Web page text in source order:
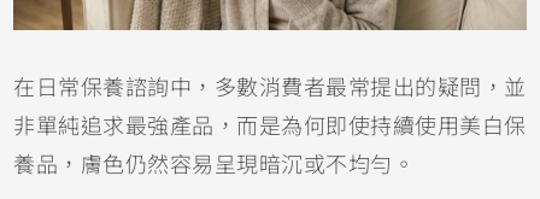
在日常保養諮詢中，多數消費者最常提出的疑問，並
非單純追求最強產品，而是為何即使持續使用美白保
養品，膚色仍然容易呈現暗沉或不均勻。